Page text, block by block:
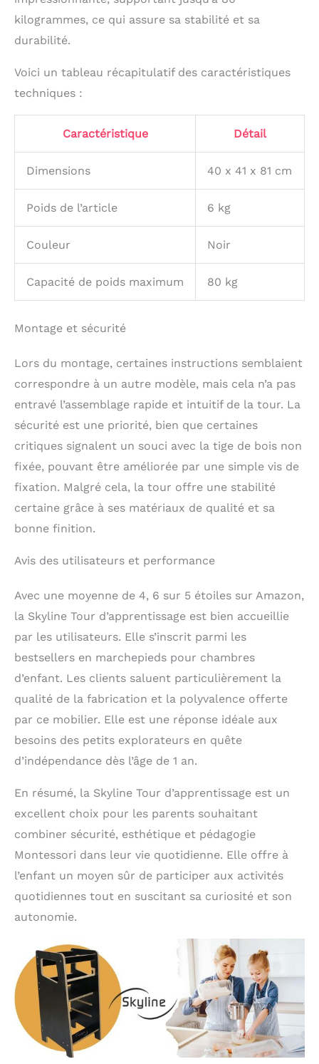
de 1 an, il convient tant
à l’usage en cuisine, à la
bébé peut avoir besoin
autre à la salle de
séjour, la tour
d'apprentissage permet
d'apprentissage a été
fabriquée à la main sur
le territoire de l’UE à
sur le marché. Sa
construction légère
domestique. Montage
facile : Le montage de
est facile et rapide. Son
assemblage est un pur
qu’une instruction de
montage intuitive est
jointe au kit et que vous
éléments nécessaires,
kilogrammes, ce qui assure sa stabilité et sa
durabilité.
Voici un tableau récapitulatif des caractéristiques
techniques :
Caractéristique Détail
Dimensions 40 x 41 x 81 cm
Poids de l’article 6 kg
Couleur Noir
Capacité de poids maximum 80 kg
Montage et sécurité
Lors du montage, certaines instructions semblaient
correspondre à un autre modèle, mais cela n’a pas
entravé l’assemblage rapide et intuitif de la tour. La
sécurité est une priorité, bien que certaines
critiques signalent un souci avec la tige de bois non
fixée, pouvant être améliorée par une simple vis de
fixation. Malgré cela, la tour offre une stabilité
certaine grâce à ses matériaux de qualité et sa
bonne finition.
Avis des utilisateurs et performance
Avec une moyenne de 4, 6 sur 5 étoiles sur Amazon,
la Skyline Tour d’apprentissage est bien accueillie
par les utilisateurs. Elle s’inscrit parmi les
bestsellers en marchepieds pour chambres
d’enfant. Les clients saluent particulièrement la
qualité de la fabrication et la polyvalence offerte
par ce mobilier. Elle est une réponse idéale aux
besoins des petits explorateurs en quête
d’indépendance dès l’âge de 1 an.
En résumé, la Skyline Tour d’apprentissage est un
excellent choix pour les parents souhaitant
combiner sécurité, esthétique et pédagogie
Montessori dans leur vie quotidienne. Elle offre à
l’enfant un moyen sûr de participer aux activités
quotidiennes tout en suscitant sa curiosité et son
autonomie.